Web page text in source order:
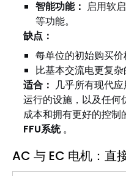
智能功能： 启用软
等功能。
缺点：
每单位的初始购买价
比基本交流电更复杂
适合： 几乎所有现代
运行的设施，以及任何
成本和拥有更好的控制
FFU系统。
AC 与 EC 电机：直